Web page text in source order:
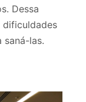
Dessa
dificuldades
las.